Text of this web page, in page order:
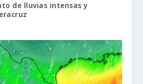
de lluvias intensas y